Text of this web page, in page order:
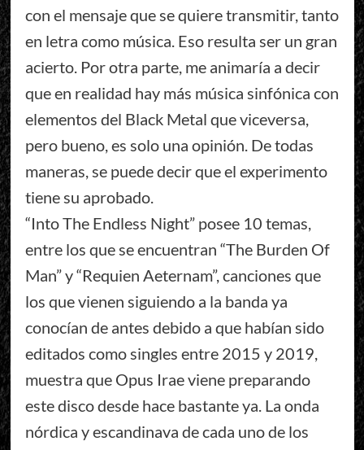
con el mensaje que se quiere transmitir, tanto
en letra como música. Eso resulta ser un gran
acierto. Por otra parte, me animaría a decir
que en realidad hay más música sinfónica con
elementos del Black Metal que viceversa,
pero bueno, es solo una opinión. De todas
maneras, se puede decir que el experimento
tiene su aprobado.
“Into The Endless Night” posee 10 temas,
entre los que se encuentran “The Burden Of
Man” y “Requien Aeternam”, canciones que
los que vienen siguiendo a la banda ya
conocían de antes debido a que habían sido
editados como singles entre 2015 y 2019,
muestra que Opus Irae viene preparando
este disco desde hace bastante ya. La onda
nórdica y escandinava de cada uno de los